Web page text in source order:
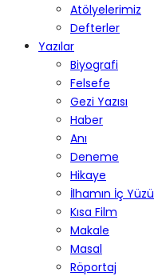
Atölyelerimiz
Defterler
Yazılar
Biyografi
Felsefe
Gezi Yazısı
Haber
Anı
Deneme
Hikaye
İlhamın İç Yüzü
Kısa Film
Makale
Masal
Röportaj